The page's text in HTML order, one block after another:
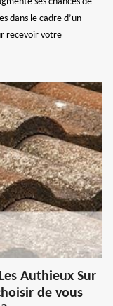
dans le cadre d’un
recevoir votre
Authieux Sur
de vous